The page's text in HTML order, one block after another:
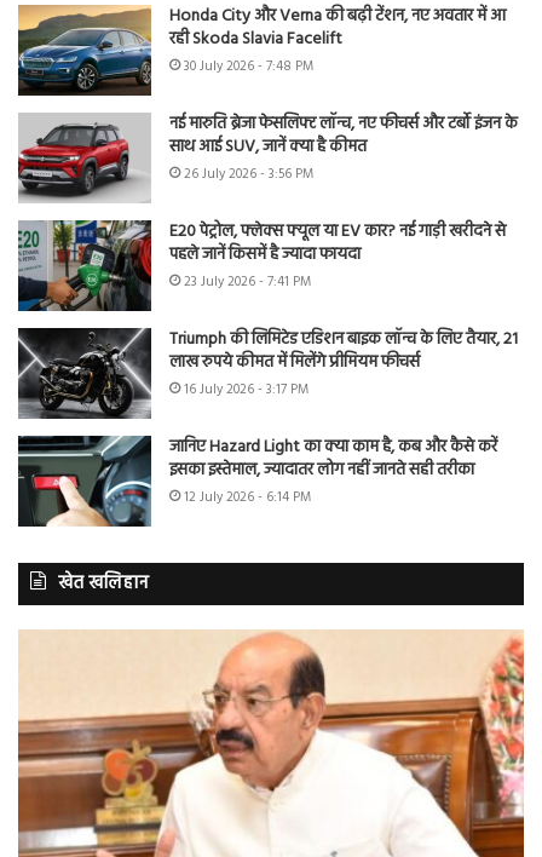
Honda City और Verna की बढ़ी टेंशन, नए अवतार में आ
रही Skoda Slavia Facelift
30 July 2026 - 7:48 PM
नई मारुति ब्रेजा फेसलिफ्ट लॉन्च, नए फीचर्स और टर्बो इंजन के
साथ आई SUV, जानें क्या है कीमत
26 July 2026 - 3:56 PM
E20 पेट्रोल, फ्लेक्स फ्यूल या EV कार? नई गाड़ी खरीदने से
पहले जानें किसमें है ज्यादा फायदा
23 July 2026 - 7:41 PM
Triumph की लिमिटेड एडिशन बाइक लॉन्च के लिए तैयार, 21
लाख रुपये कीमत में मिलेंगे प्रीमियम फीचर्स
16 July 2026 - 3:17 PM
जानिए Hazard Light का क्या काम है, कब और कैसे करें
इसका इस्तेमाल, ज्यादातर लोग नहीं जानते सही तरीका
12 July 2026 - 6:14 PM
खेत खलिहान